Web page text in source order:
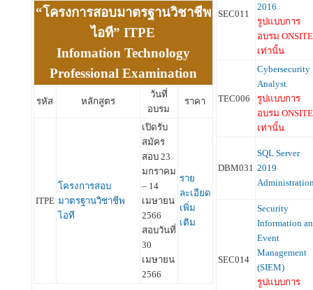
“โครงการสอบมาตรฐานวิชาชีพ
ไอที” ITPE
Infomation Technology
Professional Examination
รหัส หลักสูตร
วันที่
อบรม
ราคา
ITPE
โครงการสอบ
มาตรฐานวิชาชีพ
ไอที
เปิดรับ
สมัคร
สอบ 23
มกราคม
– 14
เมษายน
2566
สอบวันที่
30
เมษายน
2566
ราย
ละเอียด
เพิ่ม
เติม
SEC011
2016
รูปแบบการ
อบรม ONSITE
เท่านั้น
TEC006
Cybersecurity
Analyst
รูปแบบการ
อบรม ONSITE
เท่านั้น
DBM031
SQL Server
2019
SEC014
Security
Information
Event
Management
(SIEM)
รูปแบบการ